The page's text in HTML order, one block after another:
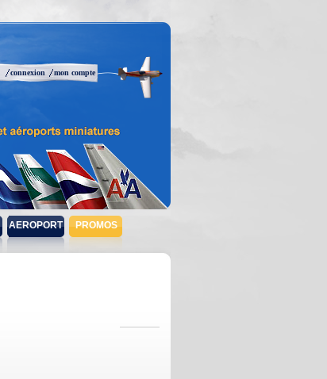
mon compte
connexion
AEROPORT PROMOS